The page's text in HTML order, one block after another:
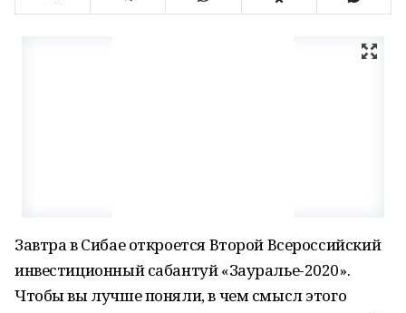
Завтра в Сибае откроется Второй Всероссийский
инвестиционный сабантуй «Зауралье-2020».
Чтобы вы лучше поняли, в чем смысл этого